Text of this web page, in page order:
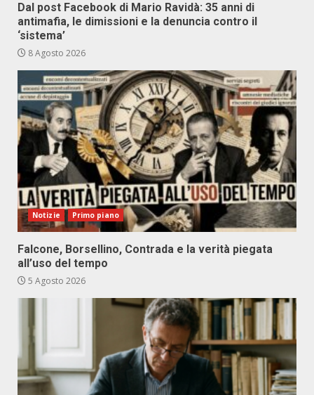
Dal post Facebook di Mario Ravidà: 35 anni di
antimafia, le dimissioni e la denuncia contro il
‘sistema’
8 Agosto 2026
Notizie Primo piano
Falcone, Borsellino, Contrada e la verità piegata
all’uso del tempo
5 Agosto 2026